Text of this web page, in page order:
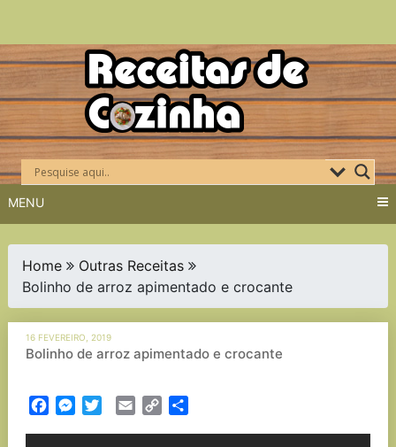
Skip
to
content
MENU
Home
Outras Receitas
Bolinho de arroz apimentado e crocante
16 FEVEREIRO, 2019
Bolinho de arroz apimentado e crocante
FacebookMessenger
TwitterEmail Copy